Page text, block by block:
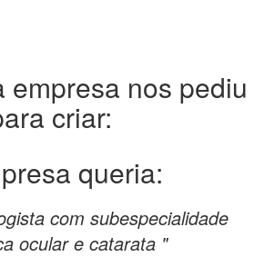
empresa nos pediu
criar:
queria:
com subespecialidade
ocular e catarata "